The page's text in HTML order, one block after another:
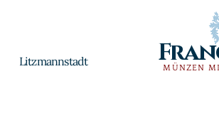
Litzmannstadt MÜNZEN